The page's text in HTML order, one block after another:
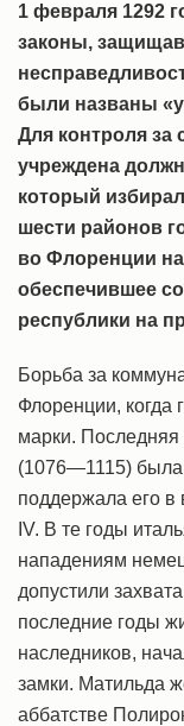
1 февраля 1292
законы,
были названы
Для контроля
учреждена
который
шести районов
во Флоренции
обеспечившее
республики на
Борьба за
Флоренции, когда
марки. Последняя
(1076—1115) была
поддержала его в
IV. В те годы
нападениям
допустили
последние годы
наследников,
замки. Матильда
аббатстве